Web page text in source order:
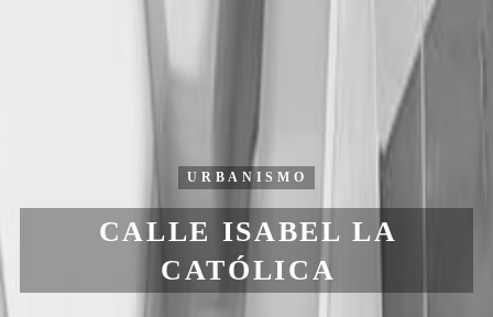
URBANISMO
CALLE ISABEL LA
CATÓLICA